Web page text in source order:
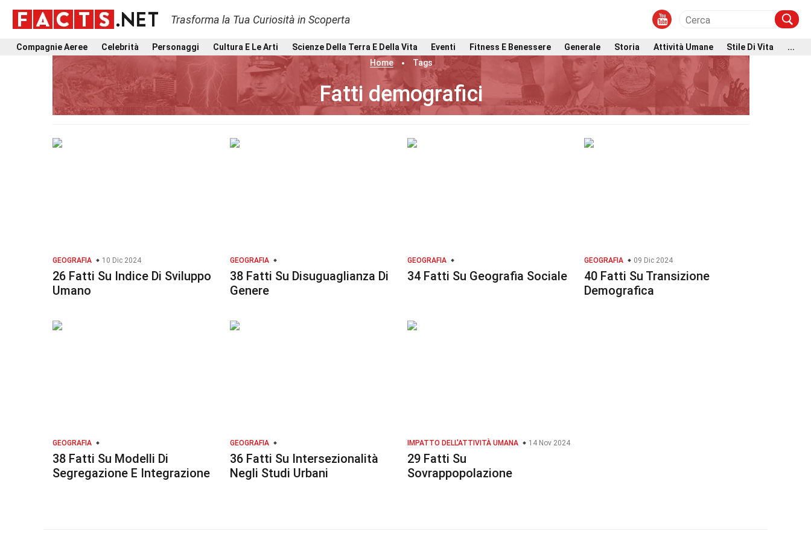
Trasforma la Tua Curiosità in Scoperta
Compagnie Aeree Celebrità Personaggi Cultura E Le Arti Scienze Della Terra E Della Vita Eventi Fitness E Benessere Generale Storia Attività Umane Stile Di Vita
...
Home
Tags
Fatti demografici
GEOGRAFIA 10 Dic 2024
26 Fatti Su Indice Di Sviluppo
Umano
GEOGRAFIA
38 Fatti Su Disuguaglianza Di
Genere
GEOGRAFIA
34 Fatti Su Geografia Sociale
GEOGRAFIA 09 Dic 2024
40 Fatti Su Transizione
Demografica
GEOGRAFIA
38 Fatti Su Modelli Di
Segregazione E Integrazione
GEOGRAFIA
36 Fatti Su Intersezionalità
Negli Studi Urbani
IMPATTO DELL'ATTIVITÀ UMANA 14 Nov 2024
29 Fatti Su
Sovrappopolazione